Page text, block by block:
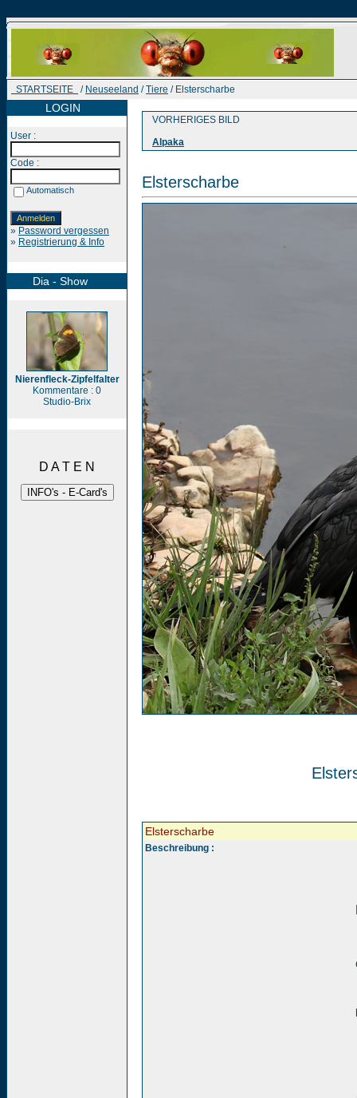
STARTSEITE / Neuseeland /Tiere / Elsterscharbe
LOGIN
User :
Code :
Automatisch
» Password vergessen
» Registrierung & Info
Dia - Show
Nierenfleck-Zipfelfalter
Kommentare : 0
Studio-Brix
D A T E N
VORHERIGES BILD
Alpaka
Elsterscharbe
Elsterscharbe
Beschreibung :